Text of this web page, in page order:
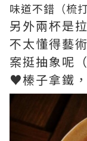
味道不錯（梳
另外兩杯是
不太懂得藝
案挺抽象呢
♥榛子拿鐵